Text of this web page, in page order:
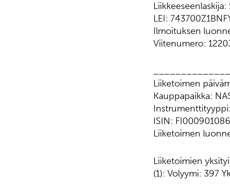
LEI:
Ilmoituksen
Viitenumero:
Liiketoimen
Kauppapaikka:
ISIN:
Liiketoimen
Liiketoimien
(1): Volyymi: 397